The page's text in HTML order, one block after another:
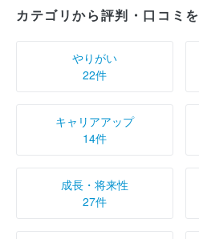
カテゴリから評判・口コミ
やりがい
22件
キャリアアップ
14件
成長・将来性
27件